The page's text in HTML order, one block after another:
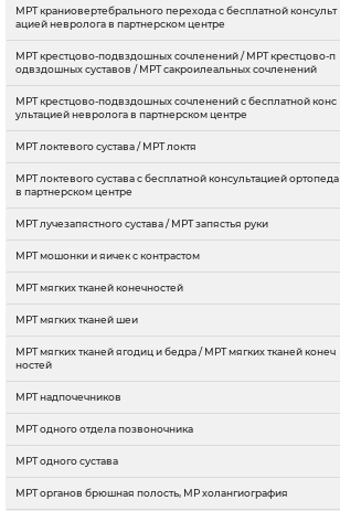
МРТ краниовертебрального перехода с бесплатной консульт
ацией невролога в партнерском центре
МРТ крестцово-подвздошных сочленений / МРТ крестцово-п
одвздошных суставов / МРТ сакроилеальных сочленений
МРТ крестцово-подвздошных сочленений с бесплатной конс
ультацией невролога в партнерском центре
МРТ локтевого сустава / МРТ локтя
МРТ локтевого сустава с бесплатной консультацией ортопеда
в партнерском центре
МРТ лучезапястного сустава / МРТ запястья руки
МРТ мошонки и яичек с контрастом
МРТ мягких тканей конечностей
МРТ мягких тканей шеи
МРТ мягких тканей ягодиц и бедра / МРТ мягких тканей конеч
ностей
МРТ надпочечников
МРТ одного отдела позвоночника
МРТ одного сустава
МРТ органов брюшная полость, МР холангиография